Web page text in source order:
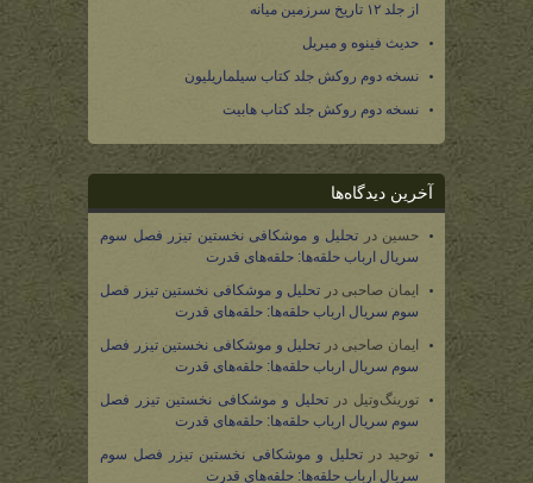
از جلد ۱۲ تاریخ سرزمین میانه
حدیث فینوه و میریل
نسخه دوم روکش جلد کتاب سیلماریلیون
نسخه دوم روکش جلد کتاب هابیت
آخرین دیدگاه‌ها
حسین در تحلیل و موشکافی نخستین تیزر فصل سوم
سریال ارباب حلقه‌ها: حلقه‌های قدرت
ایمان صاحبی در تحلیل و موشکافی نخستین تیزر فصل
سوم سریال ارباب حلقه‌ها: حلقه‌های قدرت
ایمان صاحبی در تحلیل و موشکافی نخستین تیزر فصل
سوم سریال ارباب حلقه‌ها: حلقه‌های قدرت
تورینگ‌وتیل در تحلیل و موشکافی نخستین تیزر فصل
سوم سریال ارباب حلقه‌ها: حلقه‌های قدرت
توحید درتحلیل و موشکافی نخستین تیزر فصل سوم
سریال ارباب حلقه‌ها: حلقه‌های قدرت